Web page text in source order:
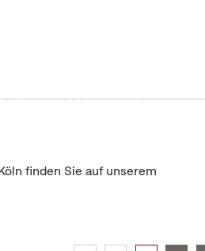
finden Sie auf unserem